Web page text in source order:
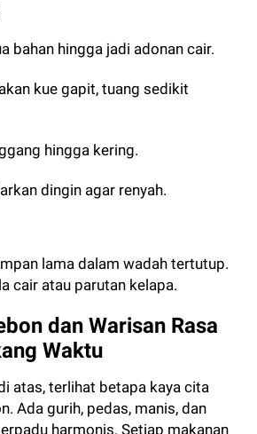
bahan hingga jadi adonan cair.
kue gapit, tuang sedikit
hingga kering.
dingin agar renyah.
lama dalam wadah tertutup.
cair atau parutan kelapa.
dan Warisan Rasa
Waktu
atas, terlihat betapa kaya cita
Ada gurih, pedas, manis, dan
harmonis. Setiap makanan